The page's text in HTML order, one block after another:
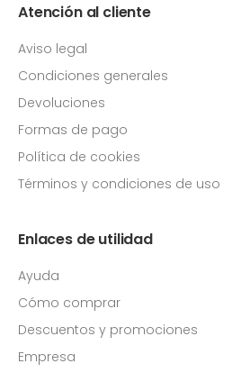
Atención al cliente
Aviso legal
Condiciones generales
Devoluciones
Formas de pago
Política de cookies
Términos y condiciones de uso
Enlaces de utilidad
Ayuda
Cómo comprar
Descuentos y promociones
Empresa